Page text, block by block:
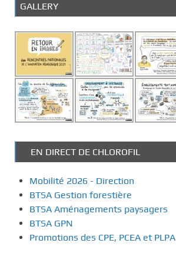
GALLERY
EN DIRECT DE CHLOROFIL
Mobilité 2026 - Direction
BTSA Gestion forestière
BTSA Aménagements paysagers
BTSA GPN
Promotions des CPE, PCEA et PLPA